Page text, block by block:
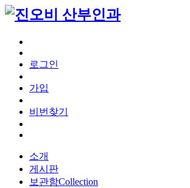
로그인
가입
비번찾기
소개
게시판
보관함Collection